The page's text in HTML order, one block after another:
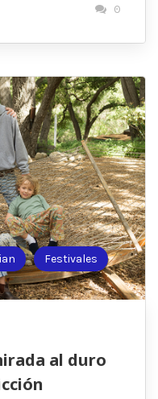
0
Festivales
al duro